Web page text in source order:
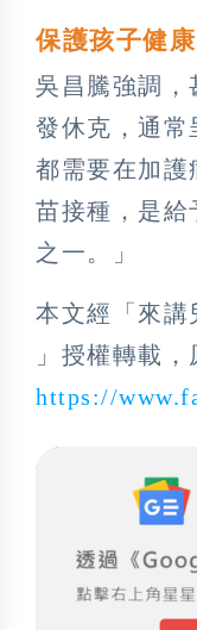
保護孩子健
吳昌騰強調，
發休克，通常
都需要在加護
苗接種，是給
之一。」
本文經「來講
」授權轉載，
https://